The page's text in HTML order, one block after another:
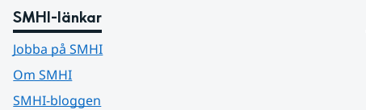
SMHI-länkar
Jobba på SMHI
Om SMHI
SMHI-bloggen